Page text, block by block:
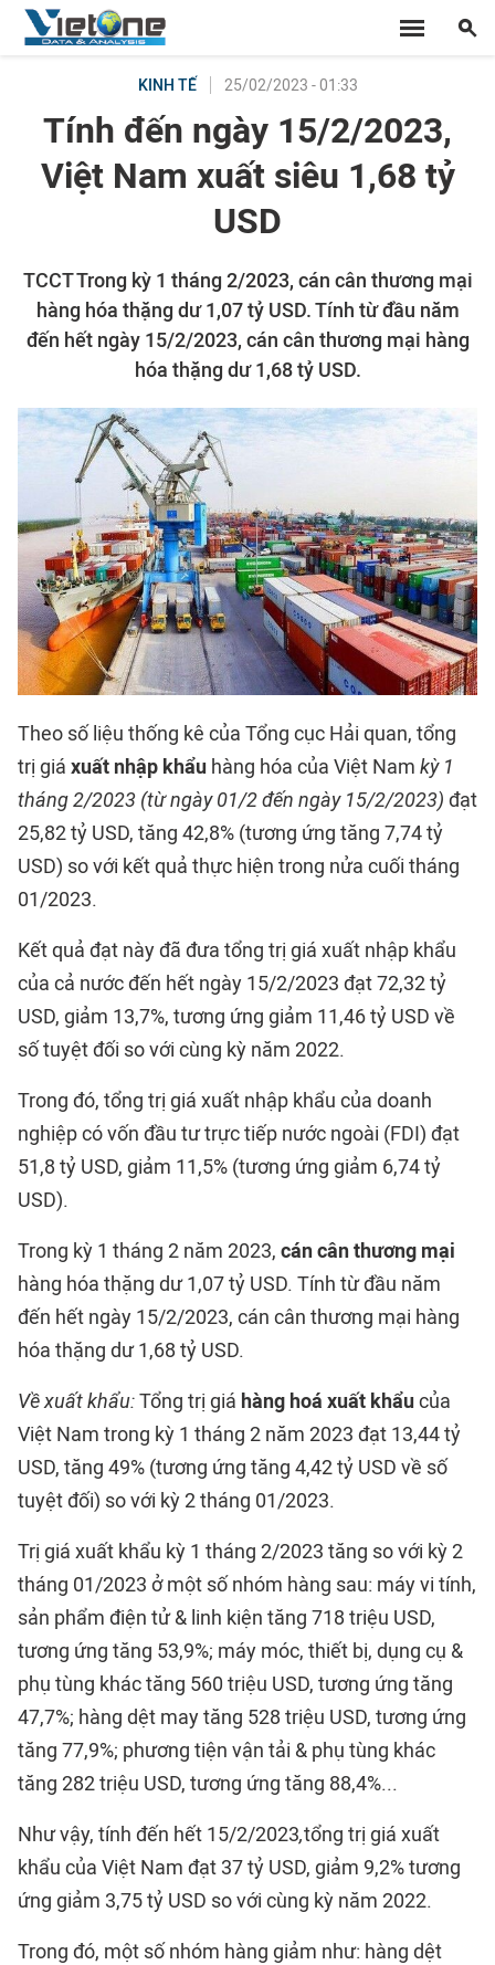
KINH TẾ 25/02/2023 - 01:33
Tính đến ngày 15/2/2023,
Việt Nam xuất siêu 1,68 tỷ
USD
TCCT Trong kỳ 1 tháng 2/2023, cán cân thương mại
hàng hóa thặng dư 1,07 tỷ USD. Tính từ đầu năm
đến hết ngày 15/2/2023, cán cân thương mại hàng
hóa thặng dư 1,68 tỷ USD.
Theo số liệu thống kê của Tổng cục Hải quan, tổng
trị giá xuất nhập khẩu hàng hóa của Việt Nam kỳ 1
tháng 2/2023 (từ ngày 01/2 đến ngày 15/2/2023) đạt
25,82 tỷ USD, tăng 42,8% (tương ứng tăng 7,74 tỷ
USD) so với kết quả thực hiện trong nửa cuối tháng
01/2023.
Kết quả đạt này đã đưa tổng trị giá xuất nhập khẩu
của cả nước đến hết ngày 15/2/2023 đạt 72,32 tỷ
USD, giảm 13,7%, tương ứng giảm 11,46 tỷ USD về
số tuyệt đối so với cùng kỳ năm 2022.
Trong đó, tổng trị giá xuất nhập khẩu của doanh
nghiệp có vốn đầu tư trực tiếp nước ngoài (FDI) đạt
51,8 tỷ USD, giảm 11,5% (tương ứng giảm 6,74 tỷ
USD).
Trong kỳ 1 tháng 2 năm 2023, cán cân thương mại
hàng hóa thặng dư 1,07 tỷ USD. Tính từ đầu năm
đến hết ngày 15/2/2023, cán cân thương mại hàng
hóa thặng dư 1,68 tỷ USD.
Về xuất khẩu:Tổng trị giá hàng hoá xuất khẩucủa
Việt Nam trong kỳ 1 tháng 2 năm 2023 đạt 13,44 tỷ
USD, tăng 49% (tương ứng tăng 4,42 tỷ USD về số
tuyệt đối) so với kỳ 2 tháng 01/2023.
Trị giá xuất khẩu kỳ 1 tháng 2/2023 tăng so với kỳ 2
tháng 01/2023 ở một số nhóm hàng sau: máy vi tính,
sản phẩm điện tử & linh kiện tăng 718 triệu USD,
tương ứng tăng 53,9%; máy móc, thiết bị, dụng cụ &
phụ tùng khác tăng 560 triệu USD, tương ứng tăng
47,7%; hàng dệt may tăng 528 triệu USD, tương ứng
tăng 77,9%; phương tiện vận tải & phụ tùng khác
tăng 282 triệu USD, tương ứng tăng 88,4%...
Như vậy, tính đến hết 15/2/2023,tổng trị giá xuất
khẩu của Việt Nam đạt 37 tỷ USD, giảm 9,2% tương
ứng giảm 3,75 tỷ USD so với cùng kỳ năm 2022.
Trong đó, một số nhóm hàng giảm như: hàng dệt